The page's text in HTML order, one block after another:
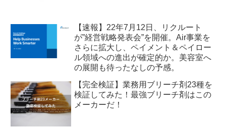
【速報】22年7月12日、リクルート
が”経営戦略発表会”を開催。Air事業を
さらに拡大し、ペイメント＆ペイロー
ル領域への進出が確定的か。美容室へ
の展開も待ったなしの予感。
【完全検証】業務用ブリーチ剤23種を
検証してみた！最強ブリーチ剤はこの
メーカーだ！